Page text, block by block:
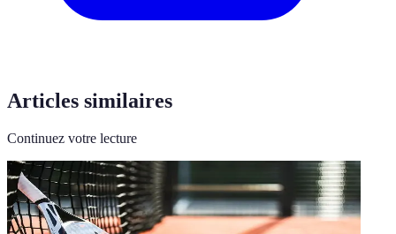
Articles similaires
Continuez votre lecture